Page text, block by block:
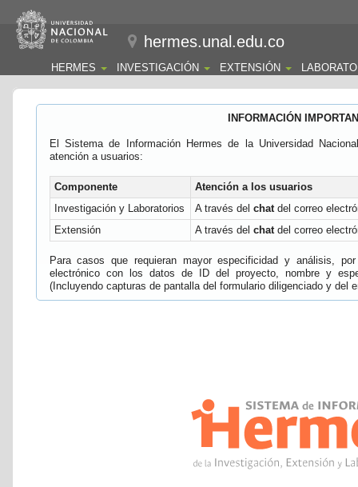
hermes.unal.edu.co
HERMES INVESTIGACIÓN EXTENSIÓN
INFORMACIÓN
El Sistema de Información Hermes de la Universidad
atención a usuarios:
Componente
Atención a los usuarios
Investigación y Laboratorios
A través del chatdel correo
Extensión
A través del chatdel correo
Para casos que requieran mayor especificidad y análisis,
electrónico con los datos de ID del proyecto, nombre y
(Incluyendo capturas de pantalla del formulario diligenciado y del